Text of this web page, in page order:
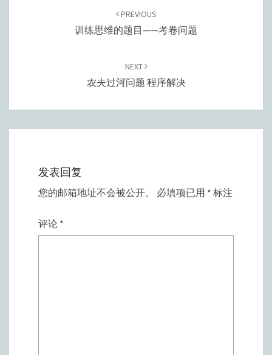
PREVIOUS
训练思维的题目——考卷问题
NEXT
农夫过河问题 程序解决
发表回复
您的邮箱地址不会被公开。 必填项已用 * 标注
评论 *